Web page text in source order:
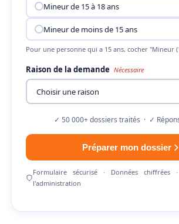
Mineur de 15 à 18 ans
Mineur de moins de 15 ans
Pour une personne qui a 15 ans, cocher "Mineur
Raison de la demande Nécessaire
✓ 50 000+ dossiers traités · ✓
Préparer mon dossier
Formulaire sécurisé · Données chiffrées
l'administration